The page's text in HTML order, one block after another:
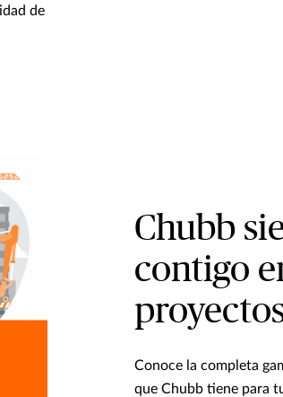
de
Chubb
contigo
Conoce la completa
que Chubb tiene para